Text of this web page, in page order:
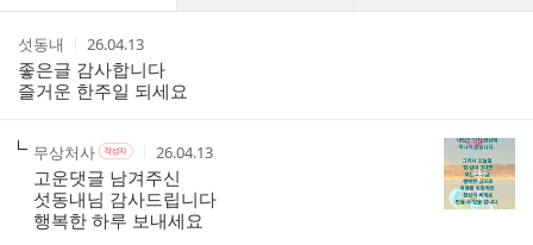
트
작
성
자
섯동내
작
성
시
간
26.04.13
좋은글 감사합니다
즐거운 한주일 되세요
작
성
자
무상처사작
성
자
본
인
작
성
자
작
성
시
간
26.04.13
고운댓글 남겨주신
섯동내님 감사드립니다
행복한 하루 보내세요